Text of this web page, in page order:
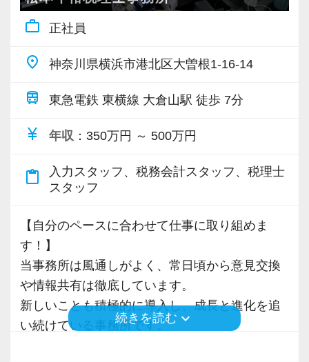
ハウや知識を身に付けられる体制を整えていま
す。
り、オンライン・オフラインを問わず気軽に話
し合える社風です。
【各種社会保険完備、ユニークな手当制度あ
社会保険等の一般的な福利厚生の他に、各種手
当も充実。
る「合格手当」、社員には入社3年（5万円）・5
年（10万円）を支給する「勤続手当」もありま
す。
詳しくはこちら（リンク先：https://www.tokyo-
consulting.com/recruit/environment/benefits）
当社では、全員がお客様のことを一番に考え、
最新の税務・会計サービスを提供しています。
現時点で深い知識や経験をお持ちでなくても安
心してください！
会計の知識を得られるようフォロー体制はバッ
【先輩スタッフのサポートを受けながら段階を
入社してからのステップアッププランを準備し
ています。あなたの成長にあわせてステップア
ップしていきましょう。
▽ステップ1(入社〜約1ヶ月)
先輩が担当しているお客様の月次試算表を作成
の？」と自ら声をかけて、一緒に問題解決に乗
り出します。
頑張れば頑張った分だけ評価されるため、希望
すればリーダーや管理職のようなポジションへ
税務の知識やスキルだけではない「人に信頼さ
ひ当社の横浜オフィスで一緒に働きましょう！
頼される税務のプロを目指せます】
私達は「税務のプロフェッショナルとしてお客
様に寄り添う」ことが一つの使命です。
お客様から「こうしたい」という理想をいただ
いたら、それを一緒になって実現するために大
強い税理士法人です】
創業以来17年連続増収増益、顧問先数2500以
上、全国6拠点で安定的に成長中です。
お客様に事務所までご来社いただく来所型サー
ビスで、中小企業の経営を幅広くサポートして
新規顧問契約のお客様が毎年400件以上増加！
各オフィスに国税OB税理士が在籍しているの
税理士という仕事は不況に強い仕事で、融資対
応、給付金のサポート、補助金のサポートなど
お手伝いできる業務は数多く存在しています。
そのため、全拠点でスタッフの増員に力を入れ
ており、さらなるサービス品質の向上を目指し
work_outline 正社員
place 神奈川県横浜市港北区大曽根1-16-14
train 東急電鉄 東横線 大倉山駅 徒歩 7分
currency_yen 年収 ：350万円 ～ 500万円
content_paste
入力スタッフ、税務会計スタッフ、税理士
スタッフ
【自分のペースに合わせて仕事に取り組めま
す！】
当事務所は風通しがよく、常日頃から意見交換
や情報共有は徹底しています。
新しいことも積極的に導入し、成長と進化を追
い続けている事務所です。
続きを読む keyboard_arrow_down